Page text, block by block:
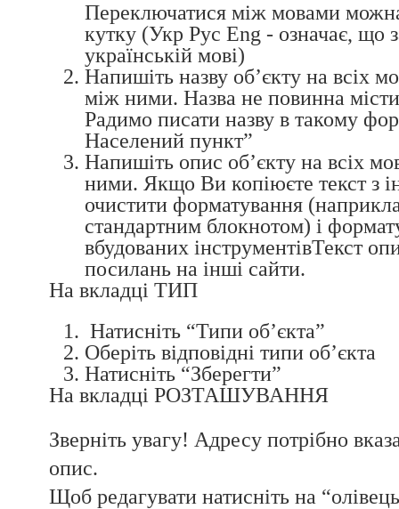
Переключатися між мовами
кутку (Укр Рус Eng - означає, що
українській мові)
Напишіть назву об’єкту на всіх
між ними. Назва не повинна
Радимо писати назву в такому
Населений пункт”
Напишіть опис об’єкту на всіх
ними. Якщо Ви копіюєте текст з
очистити форматування
стандартним блокнотом) і
вбудованих інструментівТекст
посилань на інші сайти.
На вкладці ТИП
Натисніть “Типи об’єкта”
Оберіть відповідні типи об’єкта
Натисніть “Зберегти”
На вкладці РОЗТАШУВАННЯ
Зверніть увагу! Адресу потрібно
опис.
Щоб редагувати натисніть на